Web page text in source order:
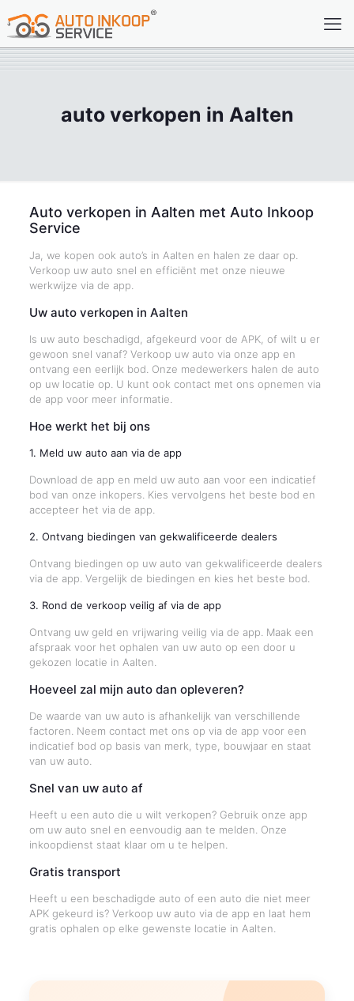
auto verkopen in Aalten
Auto verkopen in Aalten met Auto Inkoop
Service
Ja, we kopen ook auto’s in Aalten en halen ze daar op.
Verkoop uw auto snel en efficiënt met onze nieuwe
werkwijze via de app.
Uw auto verkopen in Aalten
Is uw auto beschadigd, afgekeurd voor de APK, of wilt u er
gewoon snel vanaf? Verkoop uw auto via onze app en
ontvang een eerlijk bod. Onze medewerkers halen de auto
op uw locatie op. U kunt ook contact met ons opnemen via
de app voor meer informatie.
Hoe werkt het bij ons
1. Meld uw auto aan via de app
Download de app en meld uw auto aan voor een indicatief
bod van onze inkopers. Kies vervolgens het beste bod en
accepteer het via de app.
2. Ontvang biedingen van gekwalificeerde dealers
Ontvang biedingen op uw auto van gekwalificeerde dealers
via de app. Vergelijk de biedingen en kies het beste bod.
3. Rond de verkoop veilig af via de app
Ontvang uw geld en vrijwaring veilig via de app. Maak een
afspraak voor het ophalen van uw auto op een door u
gekozen locatie in Aalten.
Hoeveel zal mijn auto dan opleveren?
De waarde van uw auto is afhankelijk van verschillende
factoren. Neem contact met ons op via de app voor een
indicatief bod op basis van merk, type, bouwjaar en staat
van uw auto.
Snel van uw auto af
Heeft u een auto die u wilt verkopen? Gebruik onze app
om uw auto snel en eenvoudig aan te melden. Onze
inkoopdienst staat klaar om u te helpen.
Gratis transport
Heeft u een beschadigde auto of een auto die niet meer
APK gekeurd is? Verkoop uw auto via de app en laat hem
gratis ophalen op elke gewenste locatie in Aalten.